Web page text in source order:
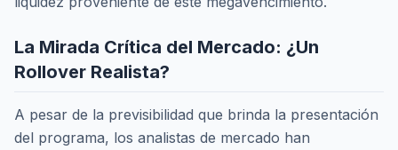
La Mirada Crítica del Mercado: ¿Un
Rollover Realista?
A pesar de la previsibilidad que brinda la presentación
del programa, los analistas de mercado han